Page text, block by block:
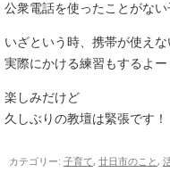
公衆電話を使ったことがない
いざという時、携帯が使え
実際にかける練習もするよー
楽しみだけど
久しぶりの教壇は緊張です！
カテゴリー: 子育て, 廿日市のこと ,